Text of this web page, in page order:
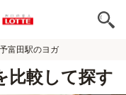
富田駅のヨガ
比較して探す